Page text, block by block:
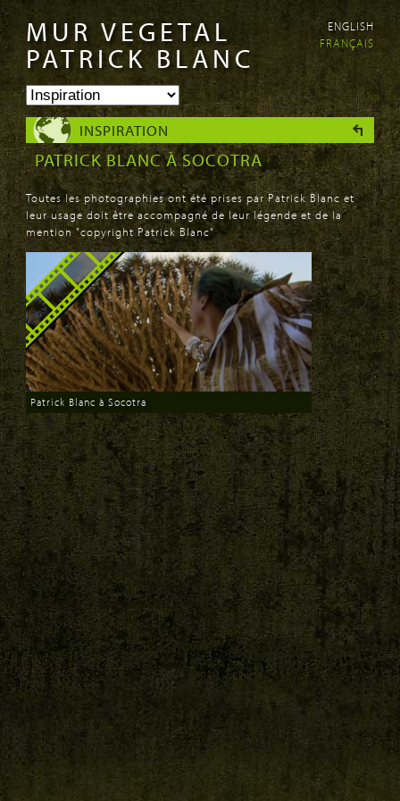
Aller au
contenu
principal
Skip to
navigation
MUR VEGETAL
PATRICK BLANC
ENGLISH
FRANÇAIS
INSPIRATION
PATRICK BLANC À SOCOTRA
Toutes les photographies ont été prises par Patrick Blanc et
leur usage doit être accompagné de leur légende et de la
mention "copyright Patrick Blanc"
Patrick Blanc à Socotra